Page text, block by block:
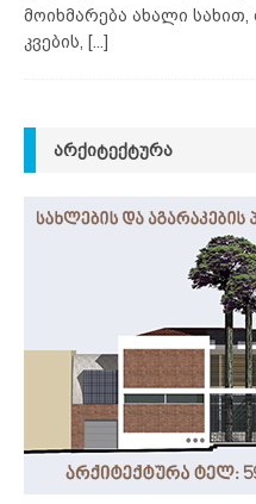
მოიხმარება ახალი
კვების,
[...]
ᲐᲠᲥᲘᲢᲔᲥᲢᲣᲠᲐ